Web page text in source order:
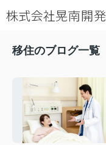
移住のブログ一覧